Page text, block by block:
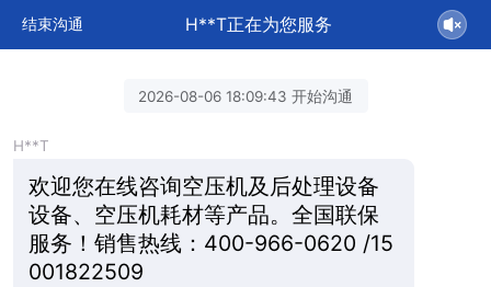
结束沟通 H**T正在为您服务
2026-08-06 18:09:43 开始沟通
H**T
欢迎您在线咨询空压机及后处理设备
设备、空压机耗材等产品。全国联保
服务！销售热线：400-966-0620 /15
001822509